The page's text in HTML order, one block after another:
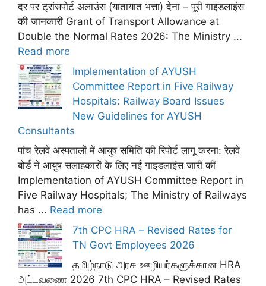
दर पर ट्रांसपोर्ट अलाउंस (यातायात भत्ता) देना – पूरी गाइडलाइंस
की जानकारी Grant of Transport Allowance at
Double the Normal Rates 2026: The Ministry ...
Read more
Implementation of AYUSH
Committee Report in Five Railway
Hospitals: Railway Board Issues
New Guidelines for AYUSH
Consultants
पांच रेलवे अस्पतालों में आयुष समिति की रिपोर्ट लागू करना: रेलवे
बोर्ड ने आयुष सलाहकारों के लिए नई गाइडलाइंस जारी कीं
Implementation of AYUSH Committee Report in
Five Railway Hospitals; The Ministry of Railways
has ... Read more
7th CPC HRA – Revised Rates for
TN Govt Employees 2026
தமிழ்நாடு அரசு ஊழியர்களுக்கான HRA
அட்டவணை 2026 7th CPC HRA – Revised Rates